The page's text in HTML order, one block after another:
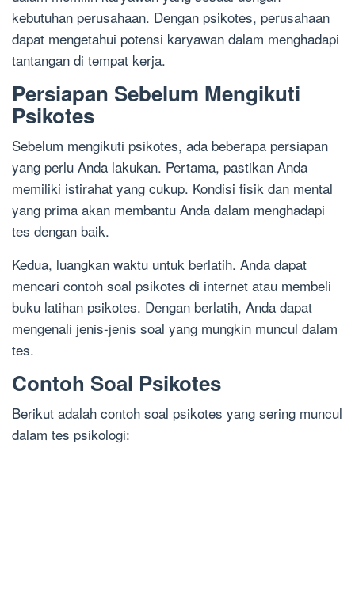
kebutuhan perusahaan. Dengan psikotes, perusahaan
dapat mengetahui potensi karyawan dalam menghadapi
tantangan di tempat kerja.
Persiapan Sebelum Mengikuti
Psikotes
Sebelum mengikuti psikotes, ada beberapa persiapan
yang perlu Anda lakukan. Pertama, pastikan Anda
memiliki istirahat yang cukup. Kondisi fisik dan mental
yang prima akan membantu Anda dalam menghadapi
tes dengan baik.
Kedua, luangkan waktu untuk berlatih. Anda dapat
mencari contoh soal psikotes di internet atau membeli
buku latihan psikotes. Dengan berlatih, Anda dapat
mengenali jenis-jenis soal yang mungkin muncul dalam
tes.
Contoh Soal Psikotes
Berikut adalah contoh soal psikotes yang sering muncul
dalam tes psikologi: